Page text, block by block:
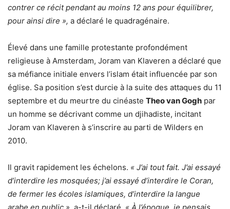
contrer ce récit pendant au moins 12 ans pour équilibrer,
pour ainsi dire », a déclaré le quadragénaire.
Élevé dans une famille protestante profondément
religieuse à Amsterdam, Joram van Klaveren a déclaré que
sa méfiance initiale envers l’islam était influencée par son
église. Sa position s’est durcie à la suite des attaques du 11
septembre et du meurtre du cinéaste Theo van Gogh par
un homme se décrivant comme un djihadiste, incitant
Joram van Klaveren à s’inscrire au parti de Wilders en
2010.
Il gravit rapidement les échelons. « J’ai tout fait. J’ai essayé
d’interdire les mosquées; j’ai essayé d’interdire le Coran,
de fermer les écoles islamiques, d’interdire la langue